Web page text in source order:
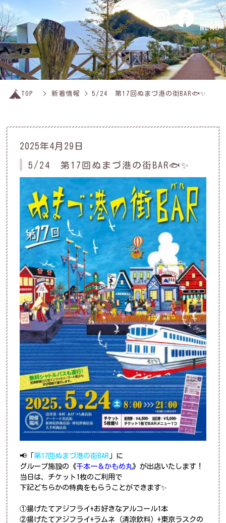
MENU
TOP 新着情報 5/24 第17回ぬまづ港の街BAR🐟✨
2025年4月29日
5/24 第17回ぬまづ港の街BAR🐟✨
📢「 第17回ぬまづ港の街BAR 」に
グループ施設の《千本一＆かもめ丸》が出店いたします！
当日は、チケット 1枚のご利用で
下記どちらかの特典をもらうことができます✨
①揚げたてアジフライ+お好きなアルコール1 本
②揚げたてアジフライ+ラムネ（清涼飲料） +東京ラスクの